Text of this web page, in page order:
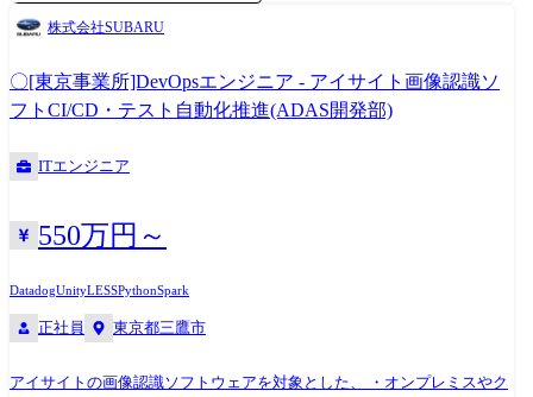
・技術調査やナレッジ共有を通じて、エンジニアメンバー相互のスキル
向上を図る ・テクノロジードリブンな開発効率向上施策の提案と実践
【主な技術スタック】 ・フロントエンド TypeScript / React.js / Next.js ・
バックエンド TypeScript / Node.js / (Python) ・インフラ Google Cloud
Platform / CDKTF 【主な利用ツール】 ・Slack ・Notion ・Github ・
い不動産取引は、いいエージェントから。」を当たり前にするプラット
てより多くの優秀なエージェントがより効率的かつ自由に働く環境をつ
くり、誰もがより自由に安心して不動産売買取引ができる世界の実現を
社して電話を何度もかけないと営業ができない」「顧客に提示する住宅
ローンの選択肢を会社の都合で絞る」「複数の不動産ポータルサイトに
を調査して、物件価格を決める」等、不動産を売買したい人も仕事とし
株式会社SUBARU
〇[東京事業所]DevOpsエンジニア - アイサイト画像認識ソ
フトCI/CD・テスト自動化推進(ADAS開発部)
ITエンジニア
550万円～
DatadogUnityLESSPythonSpark
正社員 東京都三鷹市
アイサイトの画像認識ソフトウェアを対象とした、 ・オンプレミスやク